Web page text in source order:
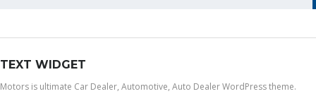
TEXT WIDGET
Motors is ultimate Car Dealer, Automotive, Auto Dealer WordPress theme.